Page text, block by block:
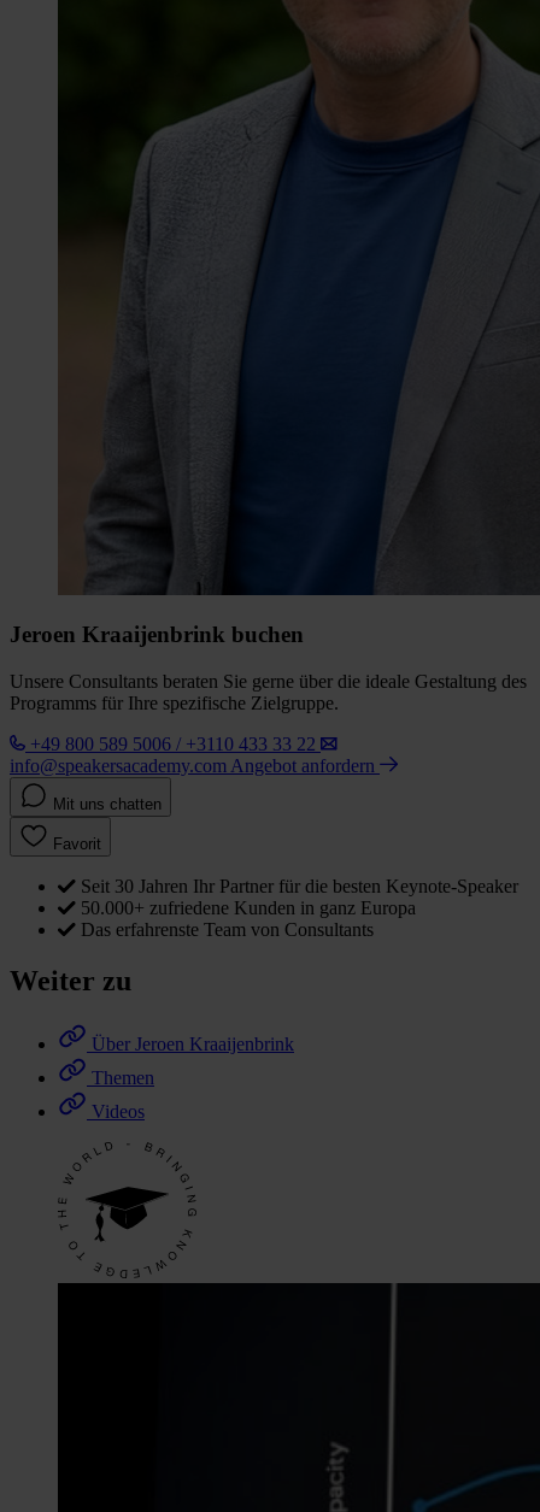
Jeroen Kraaijenbrink buchen
Unsere Consultants beraten Sie gerne über die ideale Gestaltung des
Programms für Ihre spezifische Zielgruppe.
+49 800 589 5006 / +3110 433 33 22
info@speakersacademy.com Angebot anfordern
Mit uns chatten
Favorit
Seit 30 Jahren Ihr Partner für die besten Keynote-Speaker
50.000+ zufriedene Kunden in ganz Europa
Das erfahrenste Team von Consultants
Weiter zu
Über Jeroen Kraaijenbrink
Themen
Videos